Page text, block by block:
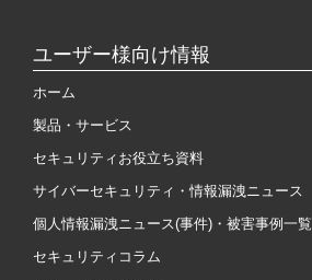
ユーザー様向け情報
ホーム
製品・サービス
セキュリティお役立ち資料
サイバーセキュリティ・情報漏洩ニュース
個人情報漏洩ニュース(事件)・被害事例一覧
セキュリティコラム